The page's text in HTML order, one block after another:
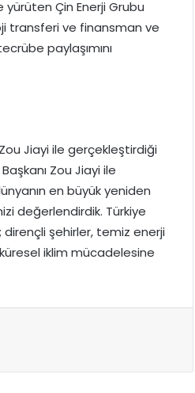
Çin Enerji Grubu
transferi ve finansman ve
paylaşımını
Zou Jiayi ile gerçekleştirdiği
Zou Jiayi ile
en büyük yeniden
değerlendirdik. Türkiye
dirençli şehirler, temiz enerji
iklim mücadelesine